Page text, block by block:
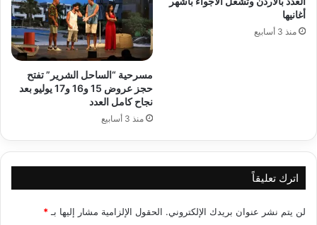
أغانيها
منذ 3 أسابيع
مسرحية “الساحل الشرير” تفتح
حجز عروض 15 و16 و17 يوليو بعد
نجاح كامل العدد
منذ 3 أسابيع
اترك تعليقاً
لن يتم نشر عنوان بريدك الإلكتروني. الحقول الإلزامية مشار إليها بـ *